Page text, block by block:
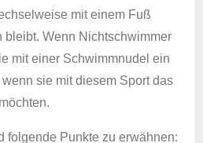
mit einem Fuß
bleibt. Wenn Nichtschwimmer
mit einer Schwimmnudel ein
sie mit diesem Sport das
folgende Punkte zu erwähnen: